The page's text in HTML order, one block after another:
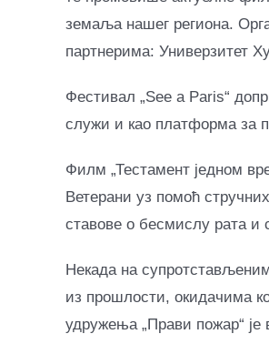
земаља нашег региона.
партнерима: Универзитет
Фестивал „Sее а Pаris“
служи и као платформа за
Филм „Тестамент једном
Ветерани уз помоћ
ставове о бесмислу рата и
Некада на
из прошлости, окидачима
удружења „Прави пожар“